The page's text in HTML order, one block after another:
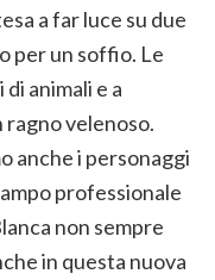
a far luce su due
per un soffio. Le
animali e a
ragno velenoso.
anche i personaggi
professionale
non sempre
in questa nuova